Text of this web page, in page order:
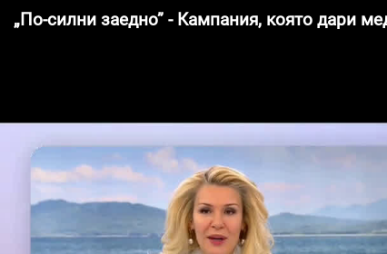
„По-силни заедно” - Кампания, която дари